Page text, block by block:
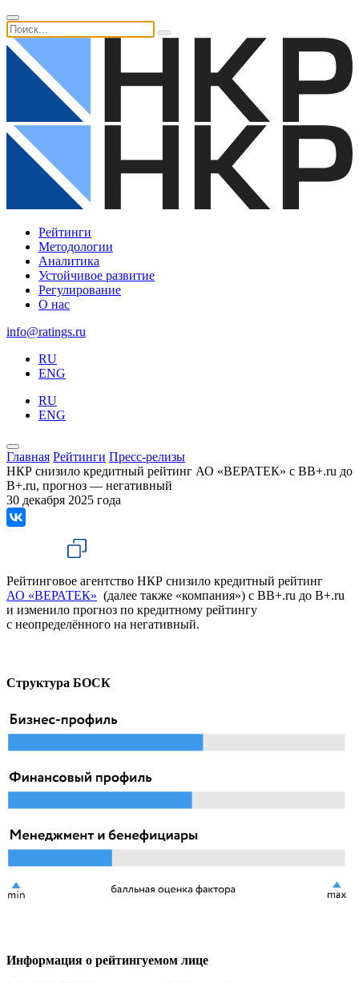
Рейтинги
Методологии
Аналитика
Устойчивое развитие
Регулирование
О нас
info@ratings.ru
RU
ENG
RU
ENG
Главная Рейтинги Пресс-релизы
НКР снизило кредитный рейтинг АО «ВЕРАТЕК» с BB+.ru до
B+.ru, прогноз — негативный
30 декабря 2025 года
Рейтинговое агентство НКР снизило кредитный рейтинг
АО «ВЕРАТЕК» (далее также «компания») с BB+.ru до B+.ru
и изменило прогноз по кредитному рейтингу
с неопределённого на негативный.
Структура БОСК
Информация о рейтингуемом лице